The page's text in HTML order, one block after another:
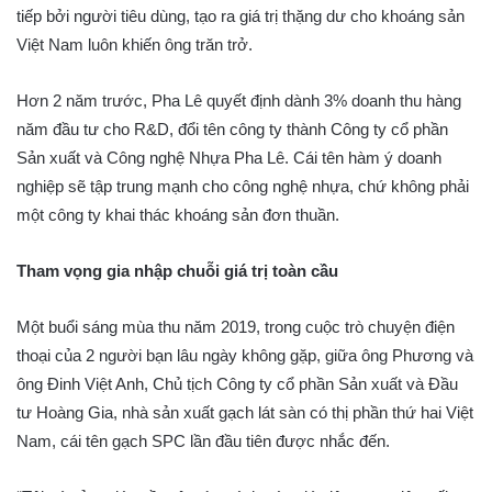
tiếp bởi người tiêu dùng, tạo ra giá trị thặng dư cho khoáng sản
Việt Nam luôn khiến ông trăn trở.
Hơn 2 năm trước, Pha Lê quyết định dành 3% doanh thu hàng
năm đầu tư cho R&D, đổi tên công ty thành Công ty cổ phần
Sản xuất và Công nghệ Nhựa Pha Lê. Cái tên hàm ý doanh
nghiệp sẽ tập trung mạnh cho công nghệ nhựa, chứ không phải
một công ty khai thác khoáng sản đơn thuần.
Tham vọng gia nhập chuỗi giá trị toàn cầu
Một buổi sáng mùa thu năm 2019, trong cuộc trò chuyện điện
thoại của 2 người bạn lâu ngày không gặp, giữa ông Phương và
ông Đinh Việt Anh, Chủ tịch Công ty cổ phần Sản xuất và Đầu
tư Hoàng Gia, nhà sản xuất gạch lát sàn có thị phần thứ hai Việt
Nam, cái tên gạch SPC lần đầu tiên được nhắc đến.